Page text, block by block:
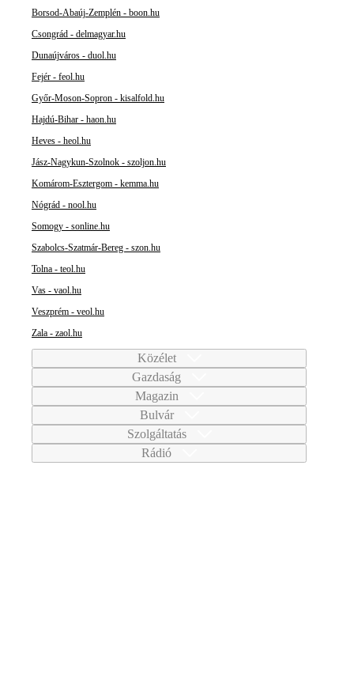
Borsod-Abaúj-Zemplén - boon.hu
Csongrád - delmagyar.hu
Dunaújváros - duol.hu
Fejér - feol.hu
Győr-Moson-Sopron - kisalfold.hu
Hajdú-Bihar - haon.hu
Heves - heol.hu
Jász-Nagykun-Szolnok - szoljon.hu
Komárom-Esztergom - kemma.hu
Nógrád - nool.hu
Somogy - sonline.hu
Szabolcs-Szatmár-Bereg - szon.hu
Tolna - teol.hu
Vas - vaol.hu
Veszprém - veol.hu
Zala - zaol.hu
Közélet
Gazdaság
Magazin
Bulvár
Szolgáltatás
Rádió